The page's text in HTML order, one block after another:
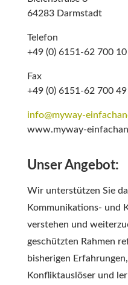
64283 Darmstadt
Telefon
+49 (0) 6151-62 700 10
Fax
+49 (0) 6151-62 700 49
info@myway-
www.myway-
Unser Angebot:
Wir unterstützen Sie
Kommunikations- und
verstehen und
geschützten Rahmen
bisherigen
Konfliktauslöser und